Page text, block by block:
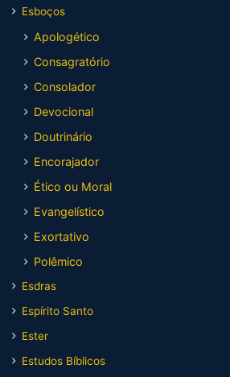
Esboços
Apologético
Consagratório
Consolador
Devocional
Doutrinário
Encorajador
Ético ou Moral
Evangelístico
Exortativo
Polêmico
Esdras
Espírito Santo
Ester
Estudos Bíblicos